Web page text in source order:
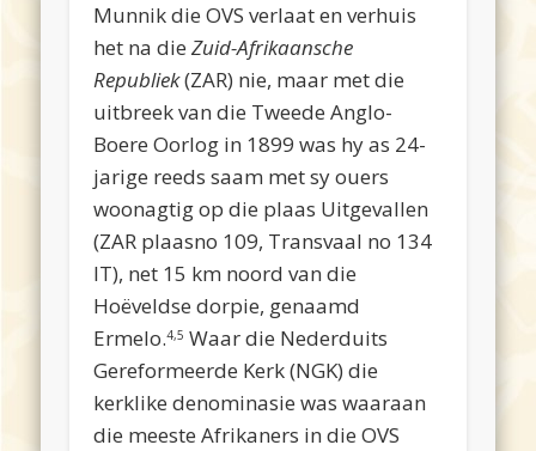
Munnik die OVS verlaat en verhuis
het na dieZuid-Afrikaansche
Republiek(ZAR) nie, maar met die
uitbreek van die Tweede Anglo-
Boere Oorlog in 1899 was hy as 24-
jarige reeds saam met sy ouers
woonagtig op die plaas Uitgevallen
(ZAR plaasno 109, Transvaal no 134
IT), net 15 km noord van die
Hoëveldse dorpie, genaamd
Ermelo.4,5 Waar die Nederduits
Gereformeerde Kerk (NGK) die
kerklike denominasie was waaraan
die meeste Afrikaners in die OVS